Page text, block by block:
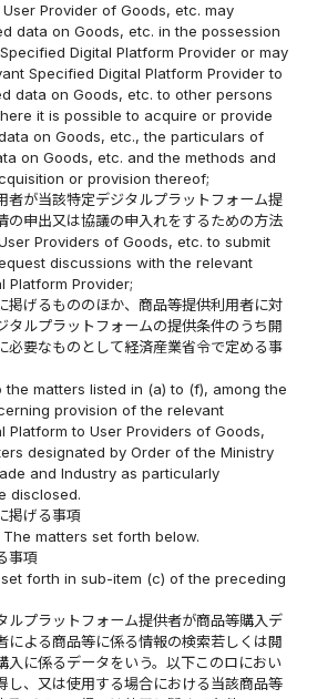
Provider of Goods, etc. may
data on Goods, etc. in the possession
Digital Platform Provider or may
Specified Digital Platform Provider to
data on Goods, etc. to other persons
it is possible to acquire or provide
on Goods, etc., the particulars of
on Goods, etc. and the methods and
or provision thereof;
者が当該特定デジタルプラットフォーム提
の申出又は協議の申入れをするための方法
Providers of Goods, etc. to submit
discussions with the relevant
Platform Provider;
掲げるもののほか、商品等提供利用者に対
タルプラットフォームの提供条件のうち開
必要なものとして経済産業省令で定める事
the matters listed in (a) to (f), among the
provision of the relevant
Platform to User Providers of Goods,
designated by Order of the Ministry
and Industry as particularly
disclosed.
掲げる事項
matters set forth below.
事項
forth in sub-item (c) of the preceding
ルプラットフォーム提供者が商品等購入デ
による商品等に係る情報の検索若しくは閲
入に係るデータをいう。以下このロにおい
し、又は使用する場合における当該商品等